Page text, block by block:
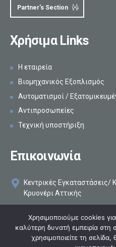
Partner's Section
Χρήσιμα Links
Η εταιρεία
Βιομηχανικός Εξοπλισμός
Αυτοματισμοί /
Αντιπροσωπείες
Τεχνική υποστήριξη
Επικοινωνία
Κεντρικές Εγκαταστάσεις/
Κρυονέρι Αττικής
info@makelis.com
Χρησιμοποιούμε cookies
καλύτερη δυνατή εμπειρία στη
χρησιμοποιείτε τη